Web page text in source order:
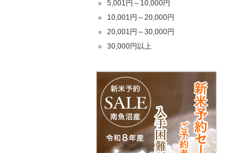
5,001円～10,000円
10,001円～20,000円
20,001円～30,000円
30,000円以上